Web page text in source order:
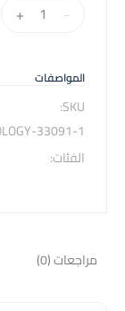
الإعلامي
-
+
المواصفات
SKU:
33091-1-MEDIA-COMMUNICATION-TECHNOLOGY
الفئات:
مراجعات (0)